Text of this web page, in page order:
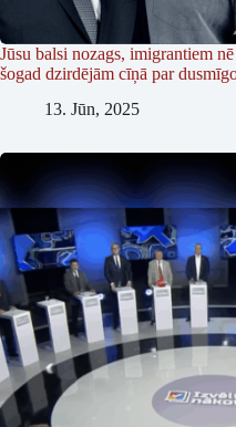
Jūsu balsi nozags, imigrantiem
šogad dzirdējām cīņā par
13. Jūn, 2025